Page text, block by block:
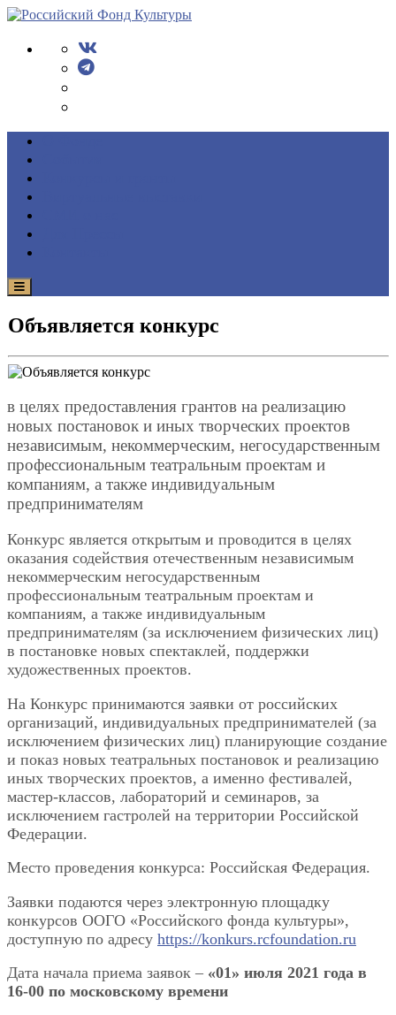
Объявляется конкурс
в целях предоставления грантов на реализацию
новых постановок и иных творческих проектов
независимым, некоммерческим, негосударственным
профессиональным театральным проектам и
компаниям, а также индивидуальным
предпринимателям
Конкурс является открытым и проводится в целях
оказания содействия отечественным независимым
некоммерческим негосударственным
профессиональным театральным проектам и
компаниям, а также индивидуальным
предпринимателям (за исключением физических лиц)
в постановке новых спектаклей, поддержки
художественных проектов.
На Конкурс принимаются заявки от российских
организаций, индивидуальных предпринимателей (за
исключением физических лиц) планирующие создание
и показ новых театральных постановок и реализацию
иных творческих проектов, а именно фестивалей,
мастер-классов, лабораторий и семинаров, за
исключением гастролей на территории Российской
Федерации.
Место проведения конкурса: Российская Федерация.
Заявки подаются через электронную площадку
конкурсов ООГО «Российского фонда культуры»,
доступную по адресу https://konkurs.rcfoundation.ru
Дата начала приема заявок – «01» июля 2021 года в
16-00 по московскому времени